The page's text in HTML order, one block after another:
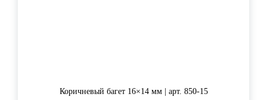
Коричневый багет 16×14 мм | арт. 850-15